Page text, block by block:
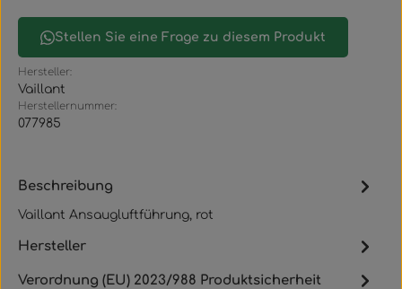
Stellen Sie eine Frage zu diesem Produkt
Hersteller:
Vaillant
Herstellernummer:
077985
Beschreibung
Vaillant Ansaugluftführung, rot
Hersteller
Verordnung (EU) 2023/988 Produktsicherheit